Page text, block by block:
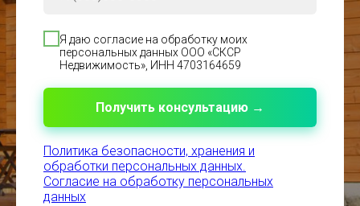
Я даю согласие на обработку моих
персональных данных ООО «СКСР
Недвижимость», ИНН 4703164659
Получить консультацию →
Политика безопасности, хранения и
обработки персональных данных.
Согласие на обработку персональных
данных